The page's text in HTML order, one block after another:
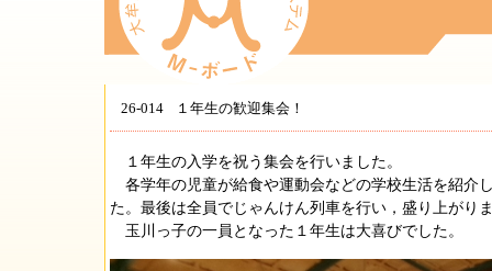
26-014 １年生の歓迎集会！
１年生の入学を祝う集会を行いました。
各学年の児童が給食や運動会などの学校生活を紹介
た。最後は全員でじゃんけん列車を行い，盛り上がり
玉川っ子の一員となった１年生は大喜びでした。